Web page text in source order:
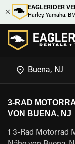
EAGLERIDER
Harley, Yamaha,
3-RAD
VON BUENA, NJ
1 3-Rad Motorrad